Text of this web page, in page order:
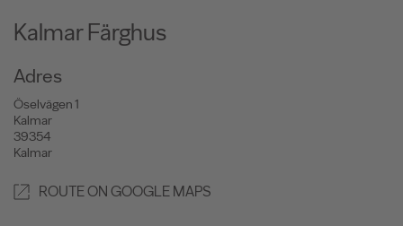
Kalmar Färghus
Adres
Öselvägen 1
Kalmar
39354
Kalmar
ROUTE ON GOOGLE MAPS